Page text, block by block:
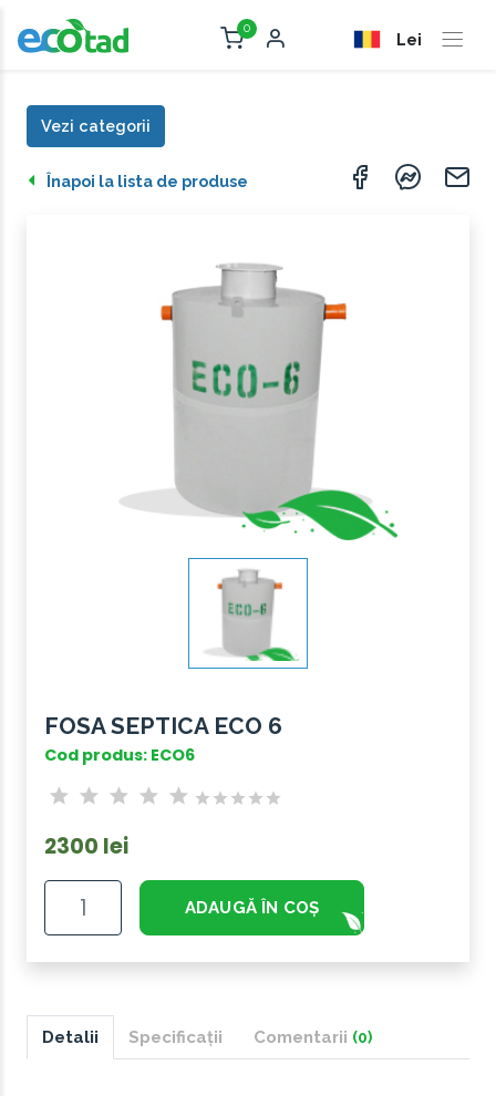
0
Lei
Vezi categorii
Înapoi la lista de produse
FOSA SEPTICA ECO 6
Cod produs: ECO6
2300 lei
ADAUGĂ ÎN COȘ
Detalii Specificații Comentarii (0)